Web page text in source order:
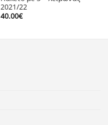
2021/22
40.00€